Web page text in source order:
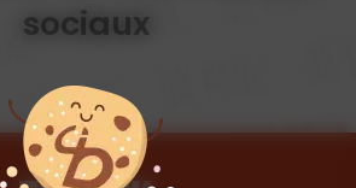
sociaux